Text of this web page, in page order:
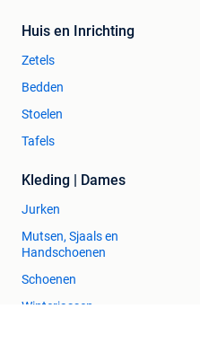
Huis en Inrichting
Zetels
Bedden
Stoelen
Tafels
Kleding | Dames
Jurken
Mutsen, Sjaals en
Handschoenen
Schoenen
Winterjassen